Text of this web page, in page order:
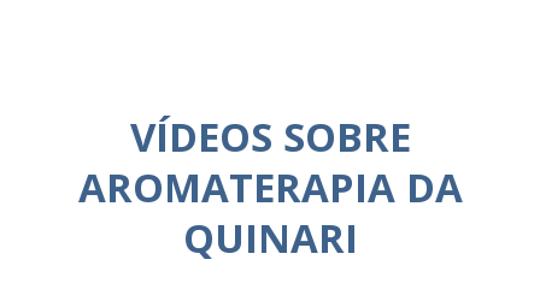
VÍDEOS SOBRE
AROMATERAPIA DA
QUINARI